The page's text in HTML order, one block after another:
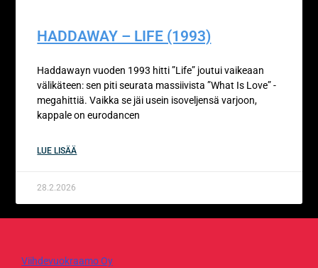
HADDAWAY – LIFE (1993)
Haddawayn vuoden 1993 hitti ”Life” joutui vaikeaan
välikäteen: sen piti seurata massiivista ”What Is Love” -
megahittiä. Vaikka se jäi usein isoveljensä varjoon,
kappale on eurodancen
LUE LISÄÄ
28.2.2026
Viihdevuokraamo Oy